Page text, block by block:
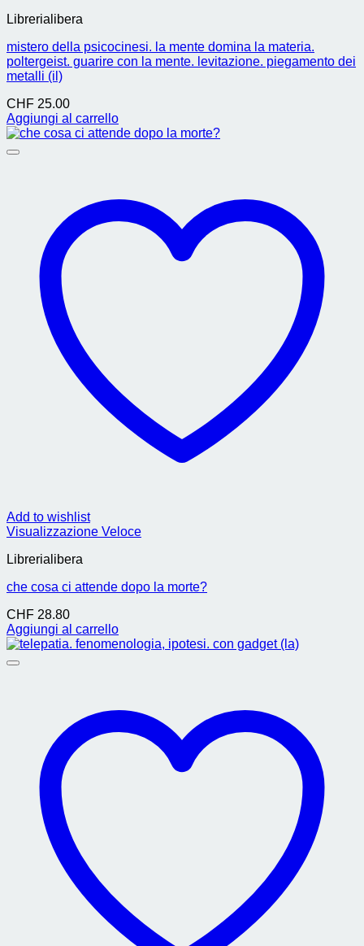
Librerialibera
mistero della psicocinesi. la mente domina la materia.
poltergeist. guarire con la mente. levitazione. piegamento dei
metalli (il)
CHF 25.00
Aggiungi al carrello
Add to wishlist
Visualizzazione Veloce
Librerialibera
che cosa ci attende dopo la morte?
CHF 28.80
Aggiungi al carrello